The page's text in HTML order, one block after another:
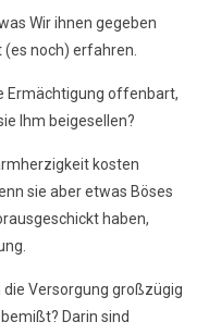
Wir ihnen gegeben
(es noch) erfahren.
Ermächtigung offenbart,
Ihm beigesellen?
kosten
sie aber etwas Böses
haben,
Versorgung großzügig
Darin sind